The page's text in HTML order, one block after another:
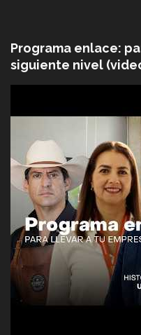
Programa enlace:
siguiente nivel